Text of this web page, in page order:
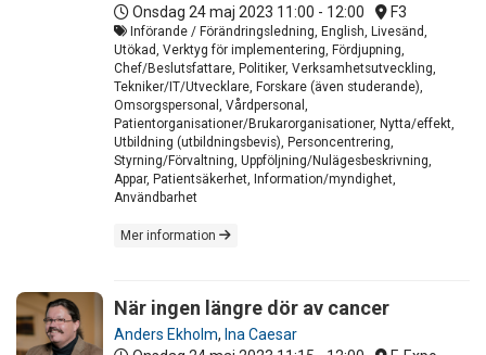
Onsdag 24 maj 2023 11:00 - 12:00 F3
Införande / Förändringsledning, English, Livesänd,
Utökad, Verktyg för implementering, Fördjupning,
Chef/Beslutsfattare, Politiker, Verksamhetsutveckling,
Tekniker/IT/Utvecklare, Forskare (även studerande),
Omsorgspersonal, Vårdpersonal,
Patientorganisationer/Brukarorganisationer, Nytta/effekt,
Utbildning (utbildningsbevis), Personcentrering,
Styrning/Förvaltning, Uppföljning/Nulägesbeskrivning,
Appar, Patientsäkerhet, Information/myndighet,
Användbarhet
Mer information
När ingen längre dör av cancer
Anders Ekholm, Ina Caesar